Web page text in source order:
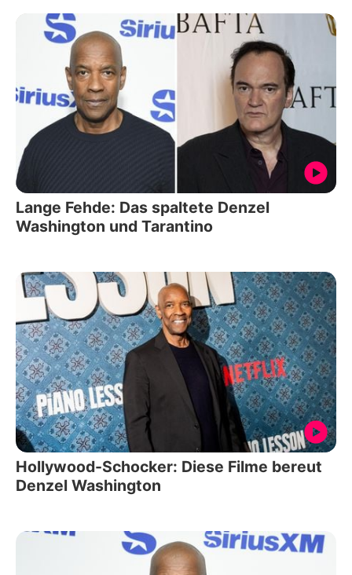
Lange Fehde: Das spaltete Denzel
Washington und Tarantino
Hollywood-Schocker: Diese Filme bereut
Denzel Washington